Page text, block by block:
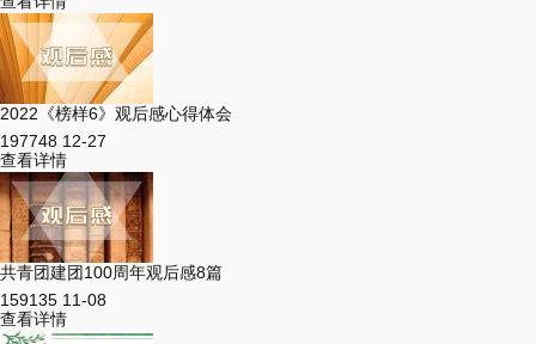
2022《榜样6》观后感心得体会
197748 12-27
查看详情
共青团建团100周年观后感8篇
159135 11-08
查看详情